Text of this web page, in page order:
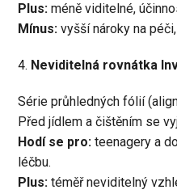
Plus: méně viditelné,
Mínus: vyšší nároky na
4. Neviditelná rovnátka
Série průhledných fólií
Před jídlem a čištěním se
Hodí se pro: teenagery a
léčbu.
Plus: téměř neviditelný